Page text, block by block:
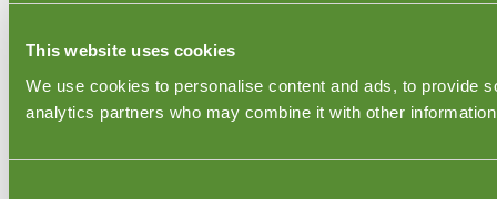
This website uses cookies
We use cookies to personalise content and ads, to provide
analytics partners who may combine it with other